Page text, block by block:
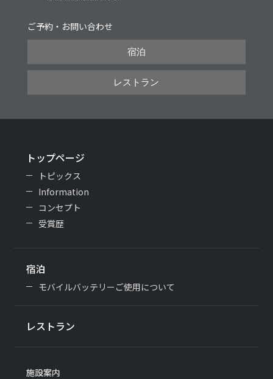
ご予約・お問い合わせ
宿泊
レストラン
トップページ
トピックス
Information
コンセプト
受賞歴
宿泊
モバイルバッテリーご使用について
レストラン
施設案内